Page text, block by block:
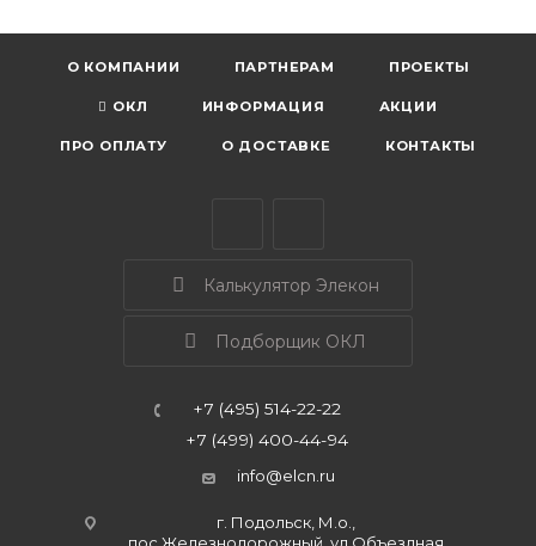
О КОМПАНИИ ПАРТНЕРАМ ПРОЕКТЫ
ОКЛ ИНФОРМАЦИЯ АКЦИИ
ПРО ОПЛАТУ О ДОСТАВКЕ КОНТАКТЫ
Калькулятор Элекон
Подборщик ОКЛ
+7 (495) 514-22-22
+7 (499) 400-44-94
info@elcn.ru
г. Подольск, М.о.,